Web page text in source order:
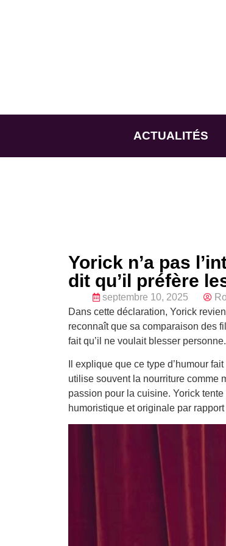
ACTUALITÉS
Yorick n’a pas
dit qu’il préfère
septembre 10, 2025
Dans cette déclaration, Yorick
reconnaît que sa comparaison des
fait qu’il ne voulait blesser personne.
Il explique que ce type d’humour
utilise souvent la nourriture comme
passion pour la cuisine. Yorick
humoristique et originale par